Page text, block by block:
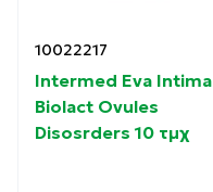
10022217
Intermed Eva Intima
Biolact Ovules
Disosrders 10 τμχ